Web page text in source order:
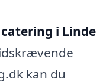
catering i Linde
kan du